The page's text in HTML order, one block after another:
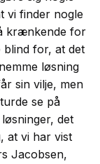
vi finder nogle
krænkende for
for, at det
løsning
sin vilje, men
se på
det
at vi har vist
Jacobsen,